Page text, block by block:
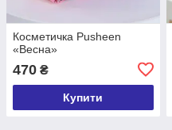
Косметичка Pusheen
«Весна»
470 ₴
Купити